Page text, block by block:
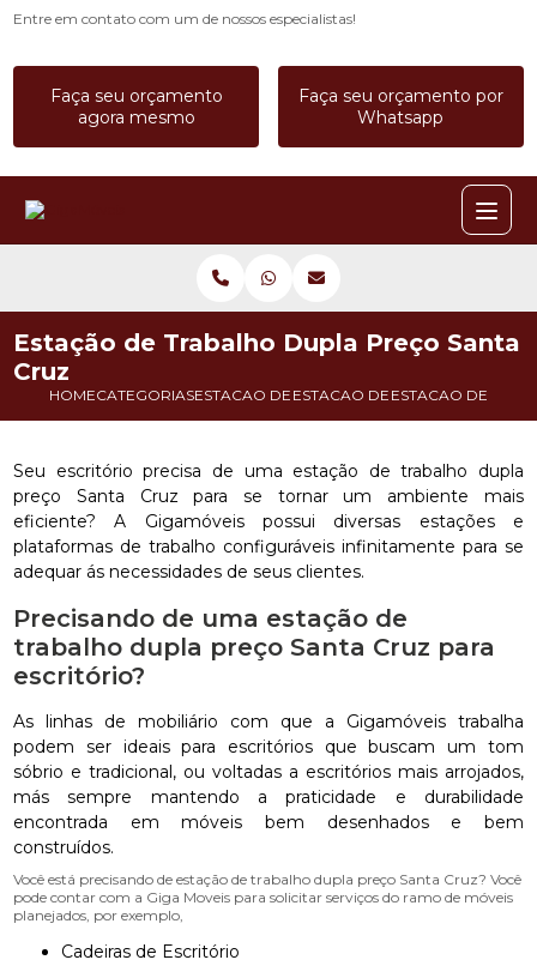
Entre em contato com um de nossos especialistas!
Faça seu orçamento
agora mesmo
Faça seu orçamento por
Whatsapp
HOMECATEGORIASESTACAO DE TRABALHOESTACAO DE TRABALHO 6
ESTACAO DE
Estação de Trabalho Dupla Preço Santa
Cruz
Seu escritório precisa de uma estação de trabalho dupla
preço Santa Cruz para se tornar um ambiente mais
eficiente? A Gigamóveis possui diversas estações e
plataformas de trabalho configuráveis infinitamente para se
adequar ás necessidades de seus clientes.
Precisando de uma estação de
trabalho dupla preço Santa Cruz para
escritório?
As linhas de mobiliário com que a Gigamóveis trabalha
podem ser ideais para escritórios que buscam um tom
sóbrio e tradicional, ou voltadas a escritórios mais arrojados,
más sempre mantendo a praticidade e durabilidade
encontrada em móveis bem desenhados e bem
construídos.
Você está precisando de estação de trabalho dupla preço Santa Cruz? Você
pode contar com a Giga Moveis para solicitar serviços do ramo de móveis
planejados, por exemplo,
Cadeiras de Escritório